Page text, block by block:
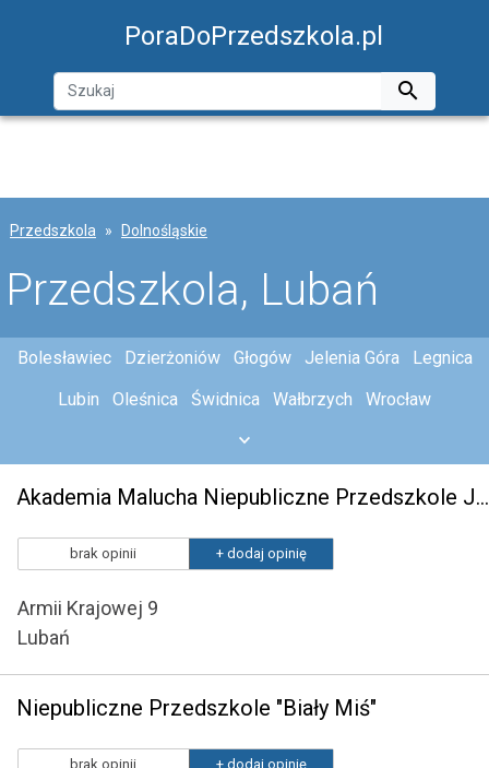
PoraDoPrzedszkola.pl

Przedszkola Dolnośląskie
Przedszkola, Lubań
Bolesławiec Dzierżoniów Głogów Jelenia Góra
Legnica
Lubin
Oleśnica Świdnica Wałbrzych Wrocław
Akademia Malucha Niepubliczne Przedszkole Językowe w Lubaniu
brak opinii + dodaj opinię
Armii Krajowej 9
Lubań
Niepubliczne Przedszkole "Biały Miś"
brak opinii + dodaj opinię